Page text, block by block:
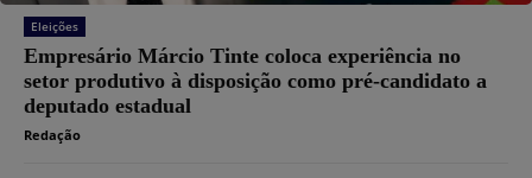
Eleições
Empresário Márcio Tinte coloca experiência no
setor produtivo à disposição como pré-candidato a
deputado estadual
Redação